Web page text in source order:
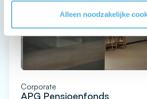
Alleen noodzakelijke
Corporate
APG Pensioenfonds